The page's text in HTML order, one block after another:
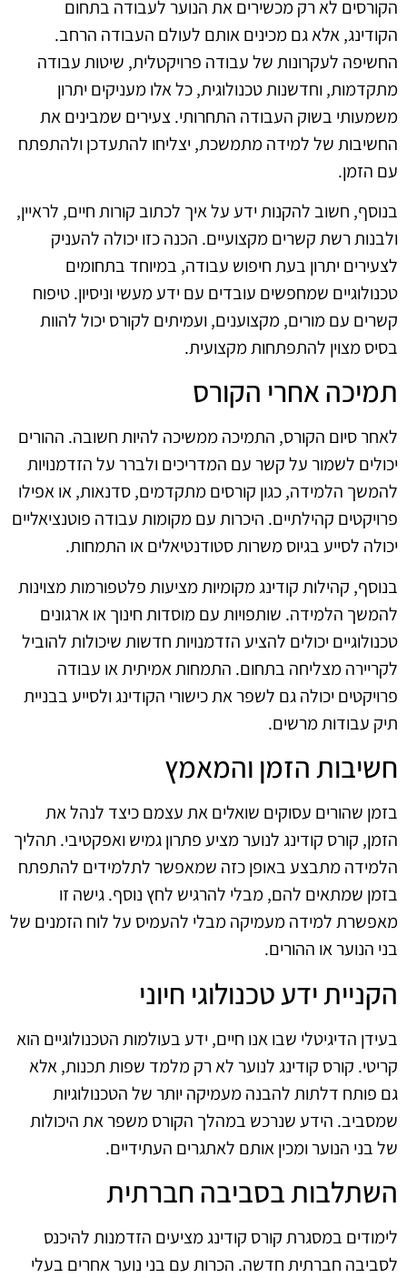
הקורסים לא רק מכשירים את הנוער לעבודה בתחום
הקודינג, אלא גם מכינים אותם לעולם העבודה הרחב.
החשיפה לעקרונות של עבודה פרויקטלית, שיטות עבודה
מתקדמות, וחדשנות טכנולוגית, כל אלו מעניקים יתרון
משמעותי בשוק העבודה התחרותי. צעירים שמבינים את
החשיבות של למידה מתמשכת, יצליחו להתעדכן ולהתפתח
עם הזמן.
בנוסף, חשוב להקנות ידע על איך לכתוב קורות חיים, לראיין,
ולבנות רשת קשרים מקצועיים. הכנה כזו יכולה להעניק
לצעירים יתרון בעת חיפוש עבודה, במיוחד בתחומים
טכנולוגיים שמחפשים עובדים עם ידע מעשי וניסיון. טיפוח
קשרים עם מורים, מקצוענים, ועמיתים לקורס יכול להוות
בסיס מצוין להתפתחות מקצועית.
תמיכה אחרי הקורס
לאחר סיום הקורס, התמיכה ממשיכה להיות חשובה. ההורים
יכולים לשמור על קשר עם המדריכים ולברר על הזדמנויות
להמשך הלמידה, כגון קורסים מתקדמים, סדנאות, או אפילו
פרויקטים קהילתיים. היכרות עם מקומות עבודה פוטנציאליים
יכולה לסייע בגיוס משרות סטודנטיאלים או התמחות.
בנוסף, קהילות קודינג מקומיות מציעות פלטפורמות מצוינות
להמשך הלמידה. שותפויות עם מוסדות חינוך או ארגונים
טכנולוגיים יכולים להציע הזדמנויות חדשות שיכולות להוביל
לקריירה מצליחה בתחום. התמחות אמיתית או עבודה
פרויקטים יכולה גם לשפר את כישורי הקודינג ולסייע בבניית
תיק עבודות מרשים.
חשיבות הזמן והמאמץ
בזמן שהורים עסוקים שואלים את עצמם כיצד לנהל את
הזמן, קורס קודינג לנוער מציע פתרון גמיש ואפקטיבי. תהליך
הלמידה מתבצע באופן כזה שמאפשר לתלמידים להתפתח
בזמן שמתאים להם, מבלי להרגיש לחץ נוסף. גישה זו
מאפשרת למידה מעמיקה מבלי להעמיס על לוח הזמנים של
בני הנוער או ההורים.
הקניית ידע טכנולוגי חיוני
בעידן הדיגיטלי שבו אנו חיים, ידע בעולמות הטכנולוגיים הוא
קריטי. קורס קודינג לנוער לא רק מלמד שפות תכנות, אלא
גם פותח דלתות להבנה מעמיקה יותר של הטכנולוגיות
שמסביב. הידע שנרכש במהלך הקורס משפר את היכולות
של בני הנוער ומכין אותם לאתגרים העתידיים.
השתלבות בסביבה חברתית
לימודים במסגרת קורס קודינג מציעים הזדמנות להיכנס
לסביבה חברתית חדשה. הכרות עם בני נוער אחרים בעלי